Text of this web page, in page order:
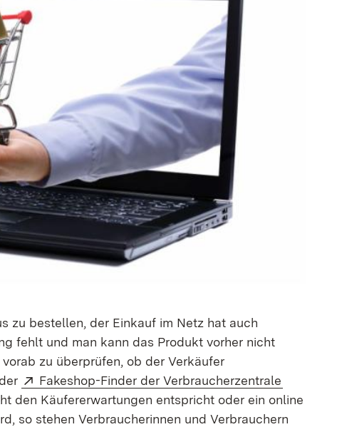
zu bestellen, der Einkauf im Netz hat auch
fehlt und man kann das Produkt vorher nicht
zu überprüfen, ob der Verkäufer
Extern:
Fakeshop-Finder der Verbraucherzentrale
den Käufererwartungen entspricht oder ein online
so stehen Verbraucherinnen und Verbrauchern